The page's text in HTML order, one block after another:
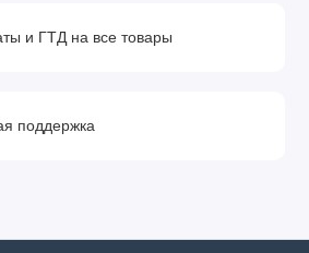
и ГТД на все товары
поддержка